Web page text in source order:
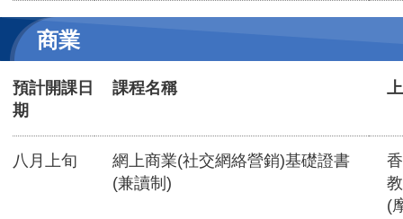
商業
預計開課日
期
課程名稱
八月上旬
網上商業(社交網絡營銷)基礎證書
(兼讀制)
(